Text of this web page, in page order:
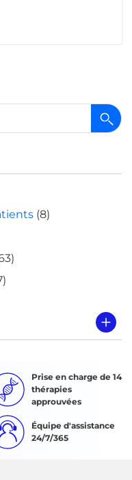
(8)
Prise en charge de 14
thérapies
approuvées
Équipe d'assistance
24/7/365